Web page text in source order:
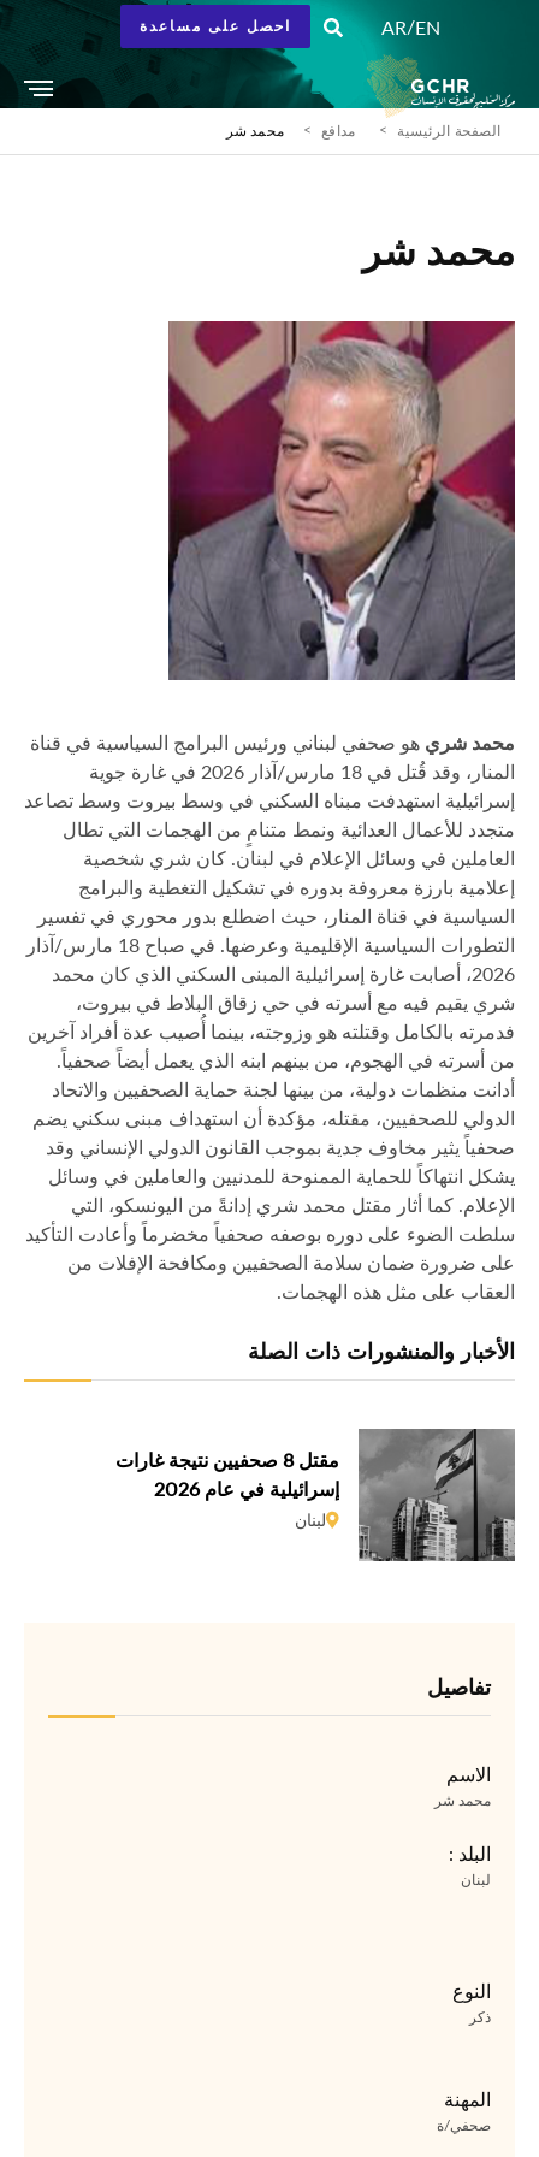
EN
/
AR احصل على مساعدة
الصفحة الرئيسية مدافع محمد شر
محمد شر
محمد شري هو صحفي لبناني ورئيس البرامج السياسية في قناة
المنار، وقد قُتل في 18 مارس/آذار 2026 في غارة جوية
إسرائيلية استهدفت مبناه السكني في وسط بيروت وسط تصاعد
متجدد للأعمال العدائية ونمط متنامٍ من الهجمات التي تطال
العاملين في وسائل الإعلام في لبنان. كان شري شخصية
إعلامية بارزة معروفة بدوره في تشكيل التغطية والبرامج
السياسية في قناة المنار، حيث اضطلع بدور محوري في تفسير
التطورات السياسية الإقليمية وعرضها. في صباح 18 مارس/آذار
2026، أصابت غارة إسرائيلية المبنى السكني الذي كان محمد
شري يقيم فيه مع أسرته في حي زقاق البلاط في بيروت،
فدمرته بالكامل وقتلته هو وزوجته، بينما أُصيب عدة أفراد آخرين
من أسرته في الهجوم، من بينهم ابنه الذي يعمل أيضاً صحفياً.
أدانت منظمات دولية، من بينها لجنة حماية الصحفيين والاتحاد
الدولي للصحفيين، مقتله، مؤكدة أن استهداف مبنى سكني يضم
صحفياً يثير مخاوف جدية بموجب القانون الدولي الإنساني وقد
يشكل انتهاكاً للحماية الممنوحة للمدنيين والعاملين في وسائل
الإعلام. كما أثار مقتل محمد شري إدانةً من اليونسكو، التي
سلطت الضوء على دوره بوصفه صحفياً مخضرماً وأعادت التأكيد
على ضرورة ضمان سلامة الصحفيين ومكافحة الإفلات من
العقاب على مثل هذه الهجمات.
الأخبار والمنشورات ذات الصلة
مقتل 8 صحفيين نتيجة غارات
إسرائيلية في عام 2026
لبنان
تفاصيل
الاسم
محمد شر
البلد :
لبنان
النوع
ذكر
المهنة
صحفي/ة